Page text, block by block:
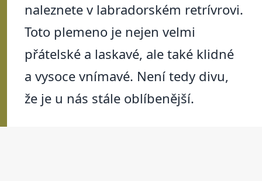
naleznete v labradorském retrívrovi.
Toto plemeno je nejen velmi
přátelské a laskavé, ale také klidné
a vysoce vnímavé. Není tedy divu,
že je u nás stále oblíbenější.